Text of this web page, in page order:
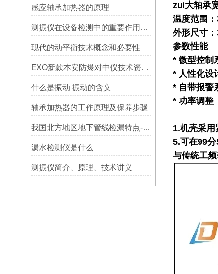
感应轴承加热器的原理
测振仪在设备检测中的重要作用之简析
现代的动平衡技术概念和必要性
EXO新款本安防爆对中仪技术资料简介——宁波利德仪器
什么是振动 振动的含义
轴承加热器的工作原理及保养步骤
我国北方地区地下管线检漏特点-宁波利德仪器
漏水检测仪是什么
测振仪简介、原理、技术讲义
zui大轴承
温度范围
外形尺寸
参数性能
* 微型控制
* 人性化设
* 自带报警
* 功率调整
1.机壳采
5.可在99
与传统工